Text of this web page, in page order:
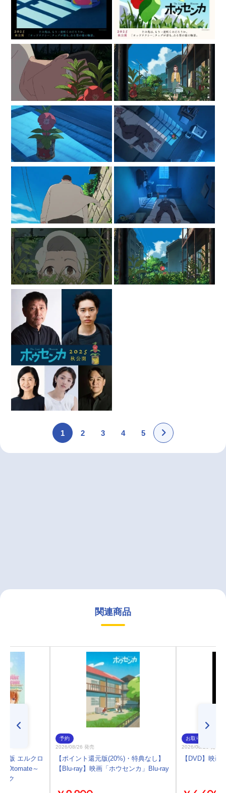
1 2 3 4 5
関連商品
版 エルクロ
Otomate～
ク
予約
2026/08/26 発売
【ポイント還元版(20%)・特典なし】
【Blu-ray】映画「ホウセンカ」Blu-ray
お取り寄せ
2026/08/26 発売
【DVD】映画